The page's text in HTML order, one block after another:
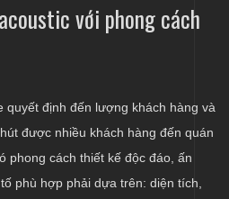
với phong cách
quyết định đến lượng khách hàng và
được nhiều khách hàng đến quán
phong cách thiết kế độc đáo, ấn
phù hợp phải dựa trên: diện tích,